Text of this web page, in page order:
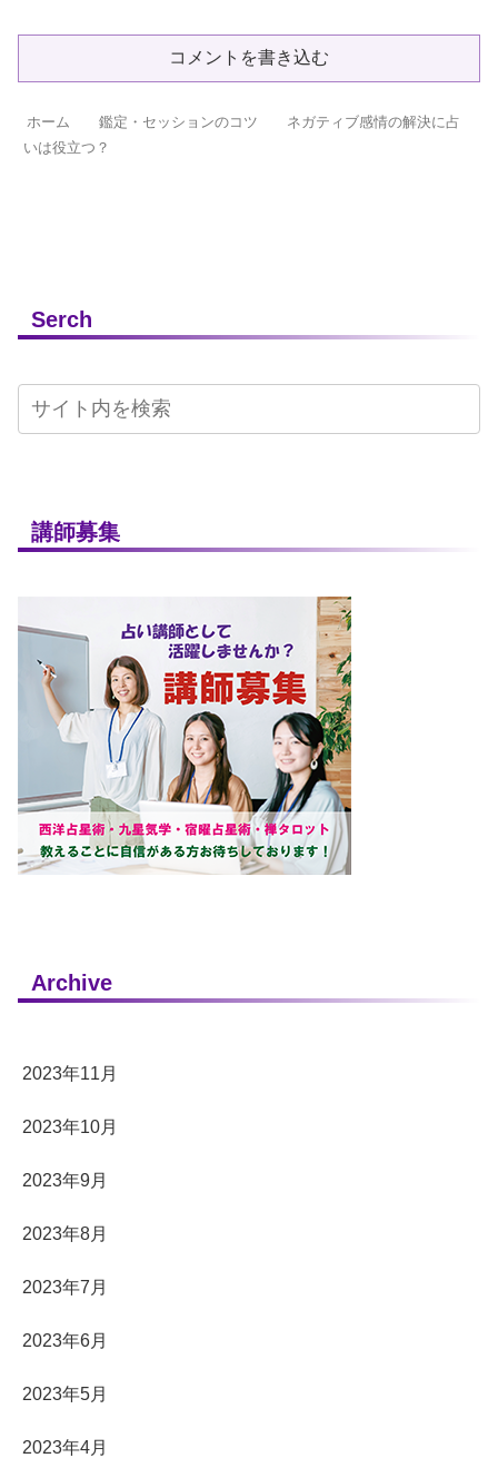
コメントを書き込む
ホーム 鑑定・セッションのコツ
ネガティブ感情の解決に占
いは役立つ？
Serch
講師募集
Archive
2023年11月
2023年10月
2023年9月
2023年8月
2023年7月
2023年6月
2023年5月
2023年4月